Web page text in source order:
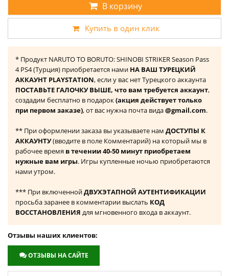
В корзину
Купить в один клик
* Продукт NARUTO TO BORUTO: SHINOBI STRIKER Season Pass
4 PS4 (Турция) приобретается нами НА ВАШ ТУРЕЦКИЙ
АККАУНТ PLAYSTATION, если у вас нет Турецкого аккаунта
ПОСТАВЬТЕ ГАЛОЧКУ ВЫШЕ, что вам требуется аккаунт,
создадим бесплатно в подарок(акция действует только
при первом заказе), от вас нужна почта вида@gmail.com.
** При оформлении заказа вы указываете нам ДОСТУПЫ К
АККАУНТУ(вводите в поле Комментарий) на который мы в
рабочее время в течении 40-50 минут приобретаем
нужные вам игры. Игры купленные ночью приобретаются
нами утром.
*** При включеннойДВУХЭТАПНОЙ АУТЕНТИФИКАЦИИ
просьба заранее в комментарии выслать КОД
ВОССТАНОВЛЕНИЯ для мгновенного входа в аккаунт.
Отзывы наших клиентов:
ОТЗЫВЫ НА САЙТЕ